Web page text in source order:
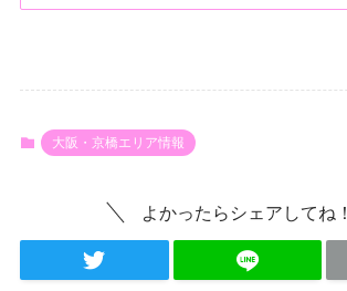
大阪・京橋エリア情報
よかったらシェアしてね！